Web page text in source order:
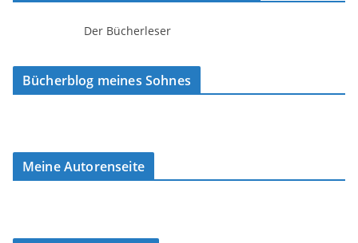
Der Bücherleser
Bücherblog meines Sohnes
Meine Autorenseite